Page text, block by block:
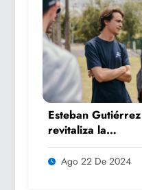
Esteban Gutiérrez
revitaliza la
experiencia de los
fanáticos del
Ago 22 De 2024